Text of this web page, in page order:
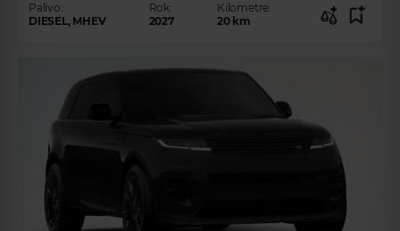
Palivo:
DIESEL, MHEV
Rok:
2027
Kilometre:
20 km